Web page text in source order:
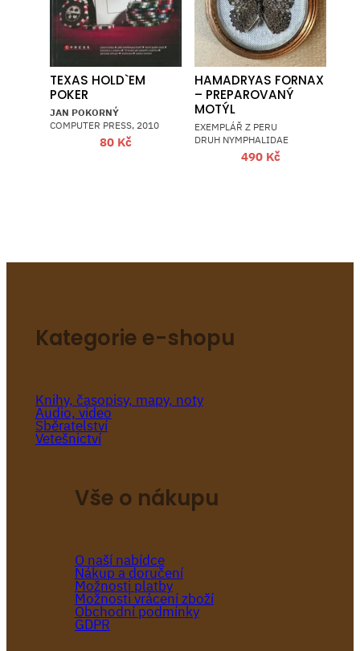
TEXAS HOLD`EM
POKER
JAN POKORNÝ
COMPUTER PRESS, 2010
80 Kč
HAMADRYAS FORNAX
– PREPAROVANÝ
MOTÝL
EXEMPLÁŘ Z PERU
DRUH NYMPHALIDAE
490 Kč
Kategorie e-shopu
Knihy, časopisy, mapy, noty
Audio, video
Sběratelství
Vetešnictví
Vše o nákupu
O naší nabídce
Nákup a doručení
Možnosti platby
Možnosti vrácení zboží
Obchodní podmínky
GDPR